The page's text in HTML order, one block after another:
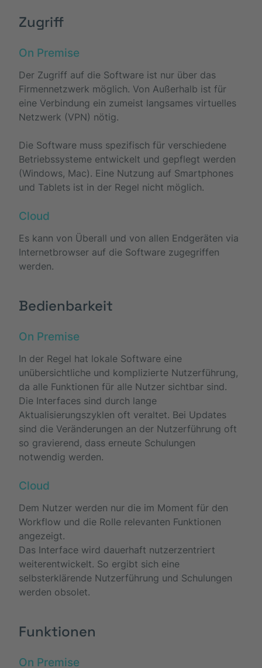
Zugriff
On Premise
Der Zugriff auf die Software ist nur über das
Firmennetzwerk möglich. Von Außerhalb ist für
eine Verbindung ein zumeist langsames virtuelles
Netzwerk (VPN) nötig.
Die Software muss spezifisch für verschiedene
Betriebssysteme entwickelt und gepflegt werden
(Windows, Mac). Eine Nutzung auf Smartphones
und Tablets ist in der Regel nicht möglich.
Cloud
Es kann von Überall und von allen Endgeräten via
Internetbrowser auf die Software zugegriffen
werden.
Bedienbarkeit
On Premise
In der Regel hat lokale Software eine
unübersichtliche und komplizierte Nutzerführung,
da alle Funktionen für alle Nutzer sichtbar sind.
Die Interfaces sind durch lange
Aktualisierungszyklen oft veraltet. Bei Updates
sind die Veränderungen an der Nutzerführung oft
so gravierend, dass erneute Schulungen
notwendig werden.
Cloud
Dem Nutzer werden nur die im Moment für den
Workflow und die Rolle relevanten Funktionen
angezeigt.
Das Interface wird dauerhaft nutzerzentriert
weiterentwickelt. So ergibt sich eine
selbsterklärende Nutzerführung und Schulungen
werden obsolet.
Funktionen
On Premise